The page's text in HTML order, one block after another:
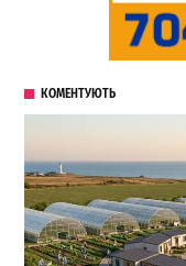
КОМЕНТУЮТЬ